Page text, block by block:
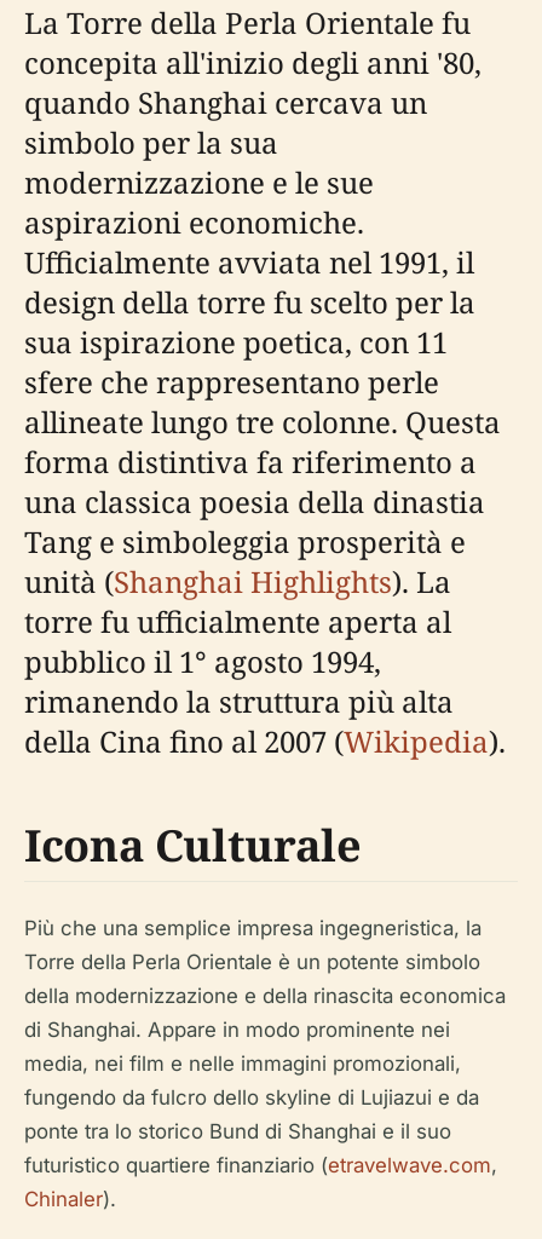
La Torre della Perla Orientale fu
concepita all'inizio degli anni '80,
quando Shanghai cercava un
simbolo per la sua
modernizzazione e le sue
aspirazioni economiche.
Ufficialmente avviata nel 1991, il
design della torre fu scelto per la
sua ispirazione poetica, con 11
sfere che rappresentano perle
allineate lungo tre colonne. Questa
forma distintiva fa riferimento a
una classica poesia della dinastia
Tang e simboleggia prosperità e
unità (Shanghai Highlights). La
torre fu ufficialmente aperta al
pubblico il 1° agosto 1994,
rimanendo la struttura più alta
della Cina fino al 2007 (Wikipedia).
Icona Culturale
Più che una semplice impresa ingegneristica, la
Torre della Perla Orientale è un potente simbolo
della modernizzazione e della rinascita economica
di Shanghai. Appare in modo prominente nei
media, nei film e nelle immagini promozionali,
fungendo da fulcro dello skyline di Lujiazui e da
ponte tra lo storico Bund di Shanghai e il suo
futuristico quartiere finanziario (etravelwave.com,
Chinaler).